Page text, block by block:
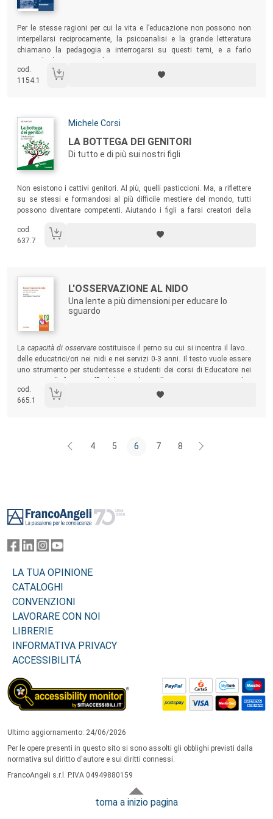
Sommario:
Per le stesse ragioni per cui la vita e l’educazione non possono non
interpellarsi reciprocamente, la psicoanalisi e la grande letteratura
chiamano la pedagogia a interrogarsi su questi temi, e a farlo
cod.
1154.1
Autori:
Michele Corsi
Titolo:
LA BOTTEGA DEI GENITORI
Di tutto e di più sui nostri figli
Non esistono i cattivi genitori. Al più, quelli pasticcioni. Ma, a riflettere
su se stessi e formandosi al più difficile mestiere del mondo, tutti
possono diventare competenti. Aiutando i figli a farsi creatori della
amarsi per ciò che sono. Non replicanti di stili genitoriali e nemmeno
destinatari di “eredità” malmesse e disfunzionali.
cod.
637.7
Autori:
Titolo:
L'OSSERVAZIONE AL NIDO
Una lente a più dimensioni per educare lo
sguardo
Sommario:
La capacità di osservarecostituisce il perno su cui si incentra il lavoro
delle educatrici/ori nei nidi e nei servizi 0-3 anni. Il testo vuole essere
uno strumento per studentesse e studenti dei corsi di Educatore nei
tematico, trasversale, che fa da
trait d’union
teorici, i laboratori e l’attività di tirocinio.
cod.
665.1
4 5 6 7 8
LA TUA OPINIONE
CATALOGHI
CONVENZIONI
LAVORARE CON NOI
LIBRERIE
INFORMATIVA PRIVACY
ACCESSIBILITÁ
Ultimo aggiornamento: 24/06/2026
Per le opere presenti in questo sito si sono assolti gli obblighi previsti dalla
normativa sul diritto d'autore e sui diritti connessi.
FrancoAngeli s.r.l. P.IVA 04949880159
torna a inizio pagina